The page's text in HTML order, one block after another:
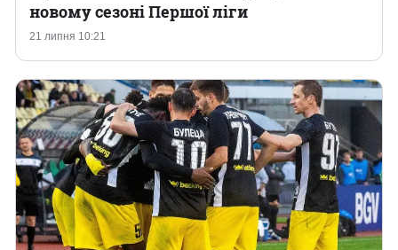
21 липня 10:21
новому сезоні Першої ліги